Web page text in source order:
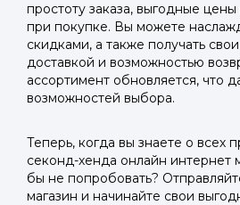
простоту заказа, выгодные цены
при покупке. Вы можете
скидками, а также получать
доставкой и возможностью
ассортимент обновляется, что
возможностей выбора.
Теперь, когда вы знаете о всех
секонд-хенда онлайн интернет
бы не попробовать?
магазин и начинайте свои